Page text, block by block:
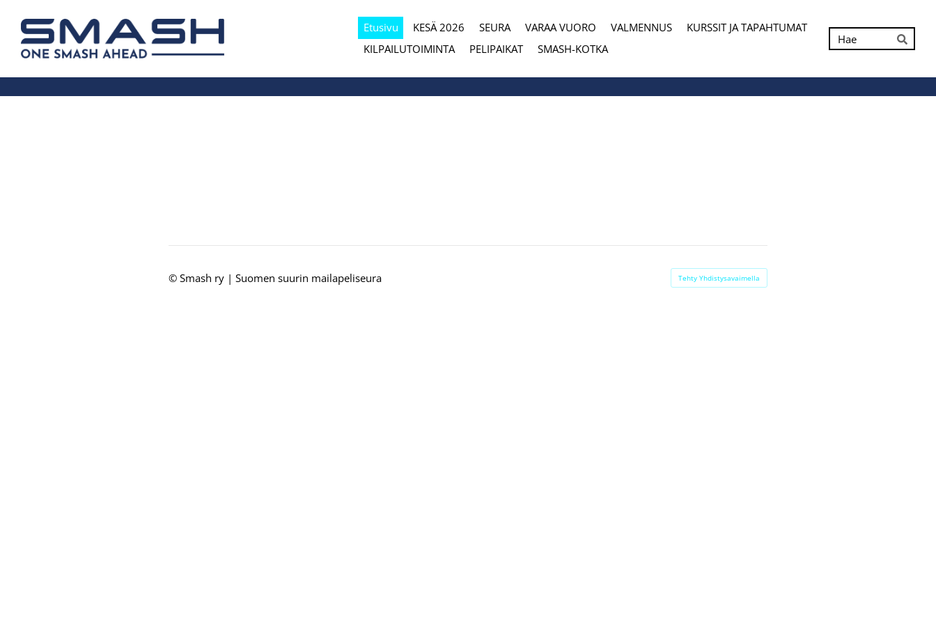
Siirry
sivun
sisältöön
Smash ry - Suomen suurin mailapeliseura
Etusivu KESÄ 2026 SEURA VARAA VUORO VALMENNUS
KURSSIT JA TAPAHTUMAT
KILPAILUTOIMINTA
PELIPAIKAT SMASH-KOTKA Hae
© Smash ry | Suomen suurin mailapeliseura Tehty Yhdistysavaimella